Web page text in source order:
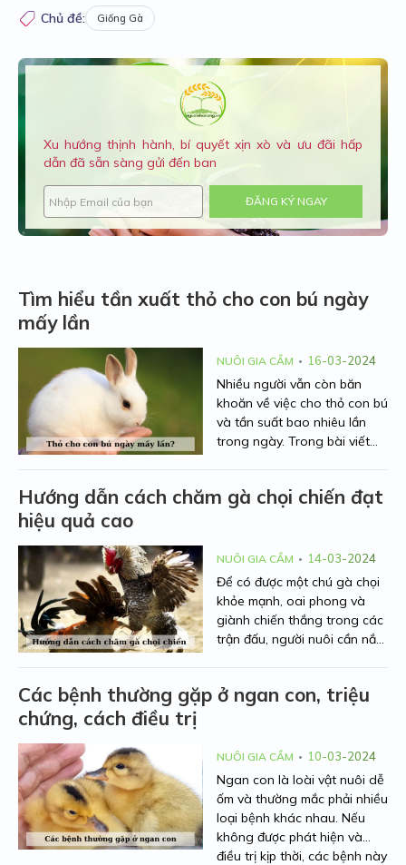
Chủ đề: Giống Gà
Xu hướng thịnh hành, bí quyết xịn xò và ưu đãi hấp
dẫn đã sẵn sàng gửi đến ban
ĐĂNG KÝ NGAY
Tìm hiểu tần xuất thỏ cho con bú ngày
mấy lần
NUÔI GIA CẦM 16-03-2024
Nhiều người vẫn còn băn
khoăn về việc cho thỏ con bú
và tần suất bao nhiêu lần
trong ngày. Trong bài viết
mấy lần và những điều cần
Hướng dẫn cách chăm gà chọi chiến đạt
hiệu quả cao
NUÔI GIA CẦM 14-03-2024
Để có được một chú gà chọi
khỏe mạnh, oai phong và
giành chiến thắng trong các
trận đấu, người nuôi cần nắm
cung cấp hướng dẫn chi tiết
dưỡng được một chiến binh
dũng mãnh trên đấu trường.
Các bệnh thường gặp ở ngan con, triệu
chứng, cách điều trị
NUÔI GIA CẦM 10-03-2024
Ngan con là loài vật nuôi dễ
ốm và thường mắc phải nhiều
loại bệnh khác nhau. Nếu
không được phát hiện và
điều trị kịp thời, các bệnh này